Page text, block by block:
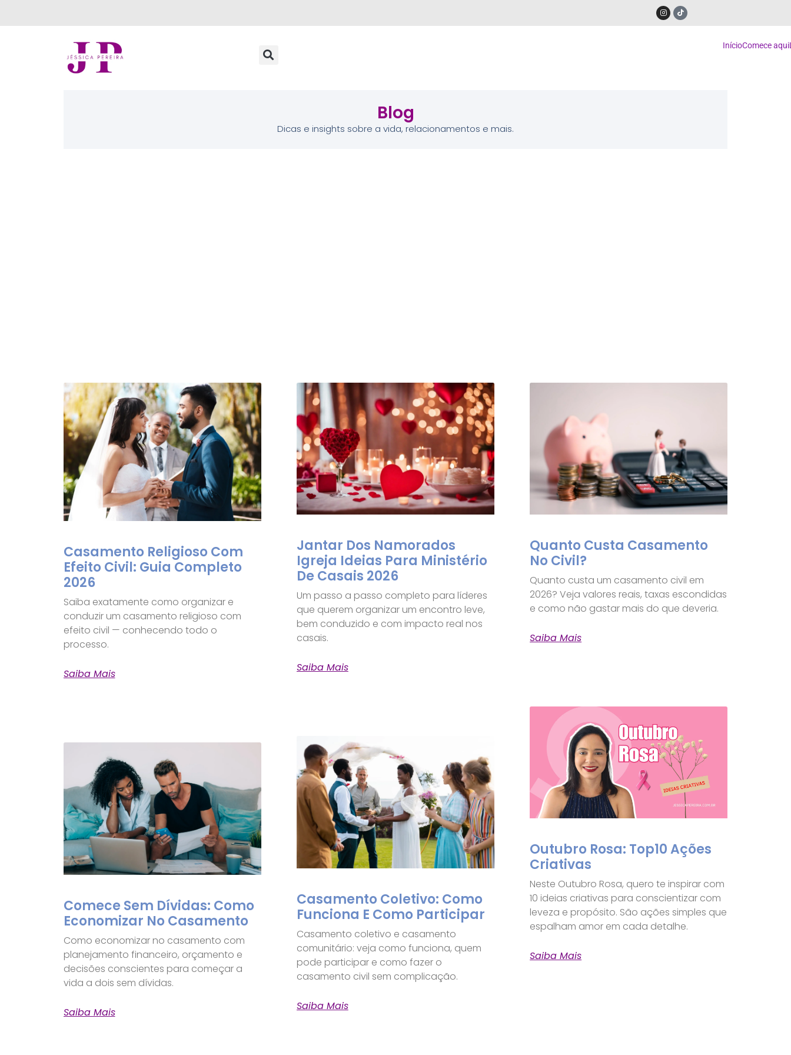
InícioComece aqui
Blog
Dicas e insights sobre a vida, relacionamentos e mais.
Casamento Religioso Com
Efeito Civil: Guia Completo
2026
Saiba exatamente como organizar e
conduzir um casamento religioso com
efeito civil — conhecendo todo o
processo.
Saiba Mais
Jantar Dos Namorados
Igreja Ideias Para Ministério
De Casais 2026
Um passo a passo completo para líderes
que querem organizar um encontro leve,
bem conduzido e com impacto real nos
casais.
Saiba Mais
Quanto Custa Casamento
No Civil?
Quanto custa um casamento civil em
2026? Veja valores reais, taxas escondidas
e como não gastar mais do que deveria.
Saiba Mais
Comece Sem Dívidas: Como
Economizar No Casamento
Como economizar no casamento com
planejamento financeiro, orçamento e
decisões conscientes para começar a
vida a dois sem dívidas.
Saiba Mais
Casamento Coletivo: Como
Funciona E Como Participar
Casamento coletivo e casamento
comunitário: veja como funciona, quem
pode participar e como fazer o
casamento civil sem complicação.
Saiba Mais
Outubro Rosa: Top10 Ações
Criativas
Neste Outubro Rosa, quero te inspirar com
10 ideias criativas para conscientizar com
leveza e propósito. São ações simples que
espalham amor em cada detalhe.
Saiba Mais